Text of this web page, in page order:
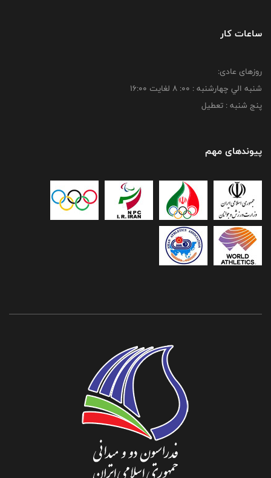
ساعات کار
روزهای عادی:
شنبه الي چهارشنبه : 00: 8 لغايت 16:00
پنج شنبه : تعطیل
پیوندهای مهم